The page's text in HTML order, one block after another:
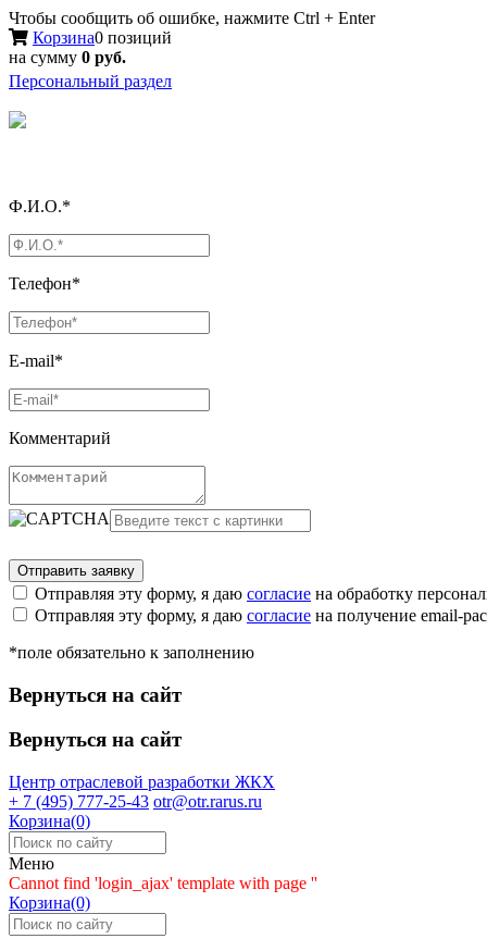
Чтобы сообщить об ошибке, нажмите Ctrl + Enter
Корзина0 позиций
на сумму 0 руб.
Персональный раздел
Ф.И.О.*
Телефон*
E-mail*
Комментарий
Отправляя эту форму, я даю согласие на обработку
Отправляя эту форму, я даю согласие на получение email-
*поле обязательно к заполнению
Вернуться на сайт
Вернуться на сайт
Центр отраслевой разработки ЖКХ
+ 7 (495) 777-25-43 otr@otr.rarus.ru
Корзина(0)
Меню
Cannot find 'login_ajax' template with page ''
Корзина(0)